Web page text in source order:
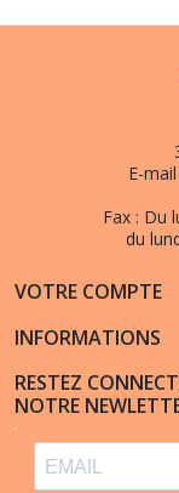
E-mail
Fax : Du
du
VOTRE COMPTE
INFORMATIONS
RESTEZ
NOTRE